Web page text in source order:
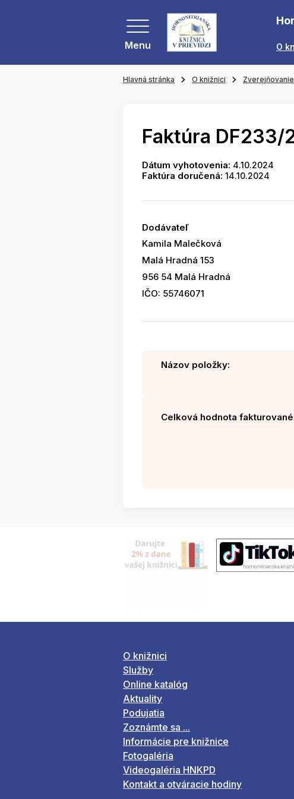
Menu O
Hlavná stránka O knižnici
Faktúra DF233/
Dátum vyhotovenia: 4.10.2024
Faktúra doručená: 14.10.2024
Dodávateľ
Kamila Malečková
Malá Hradná 153
956 54 Malá Hradná
IČO: 55746071
Názov položky:
Celková hodnota
O knižnici
Služby
Online katalóg
Aktuality
Podujatia
Zoznámte sa ...
Informácie pre knižnice
Fotogaléria
Videogaléria HNKPD
Kontakt a otváracie hodiny